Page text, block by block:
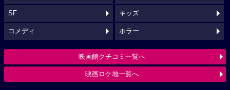
SF キッズ
コメディ ホラー
映画館クチコミ一覧へ
映画ロケ地一覧へ